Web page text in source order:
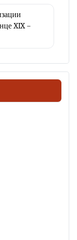
XIX –